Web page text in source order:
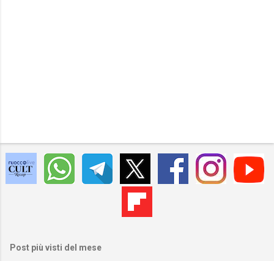
Post più visti del mese